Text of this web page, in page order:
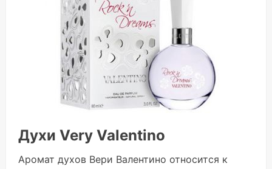
Духи Very Valentino
Аромат духов Вери Валентино относится к